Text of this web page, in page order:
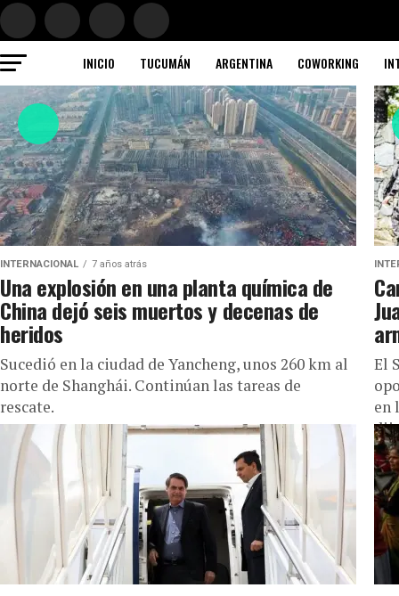
INICIO TUCUMÁN ARGENTINA COWORKING
INTERNACIONAL 7 años atrás
Una explosión en una planta química de
China dejó seis muertos y decenas de
heridos
Sucedió en la ciudad de Yancheng, unos 260 km al
norte de Shanghái. Continúan las tareas de
rescate.
El
en